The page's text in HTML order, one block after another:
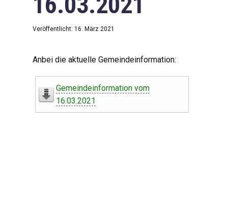
Vereine
Leben in Oberdorf
Veröffentlicht: 16. März 2021
Anbei die aktuelle Gemeindeinformation:
Gemeindeinformation vom
16.03.2021